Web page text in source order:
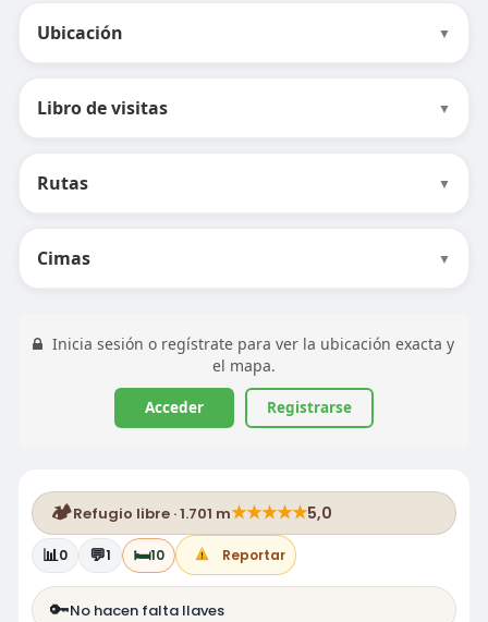
Ubicación ▼
Libro de visitas ▼
Rutas ▼
Cimas ▼
Inicia sesión o regístrate para ver la ubicación exacta y
el mapa.
Acceder Registrarse
🏕️Refugio libre · 1.701 m★★★★★5,0
📊0 💬1 🛏️10 Reportar
🔑No hacen falta llaves